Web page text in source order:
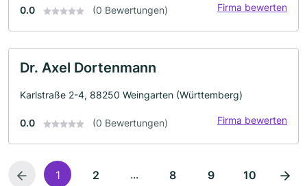
0.0 (0 Bewertungen) Firma bewerten
Dr. Axel Dortenmann
Karlstraße 2-4, 88250 Weingarten (Württemberg)
0.0 (0 Bewertungen) Firma bewerten
1 2 ... 8 9 10